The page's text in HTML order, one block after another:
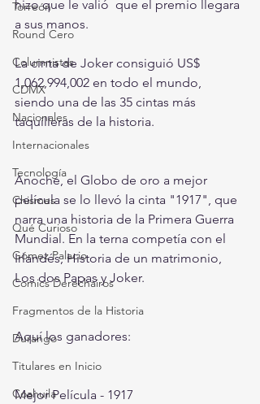
Torreón
Round Cero
Columnistas
CDMX
Nacionales
Internacionales
Tecnología
Chismes
Qué Curioso
Gómez Palacio
Comics Derechairos
Fragmentos de la Historia
Durango
Titulares en Inicio
Coahuila
hizo que le valió  que el premio llegara
a sus manos.
La cinta de Joker consiguió US$
1,062,994,002 en todo el mundo,
siendo una de las 35 cintas más
taquilleras de la historia.
Anoche, el Globo de oro a mejor
película se lo llevó la cinta "1917", que
narra una historia de la Primera Guerra
Mundial. En la terna competía con el
Irlandés, Historia de un matrimonio,
Los dos Papas y Joker.
Aquí los ganadores:
Mejor Película - 1917